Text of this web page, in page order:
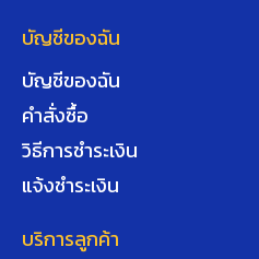
บัญชีของฉัน
บัญชีของฉัน
คำสั่งซื้อ
วิธีการชำระเงิน
แจ้งชำระเงิน
บริการลูกค้า